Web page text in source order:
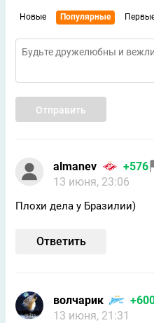
Новые Популярные
Отправить
almanev
+576
13 июня, 23:06
Плохи дела у Бразилии)
Ответить
волчарик
13 июня, 21:31